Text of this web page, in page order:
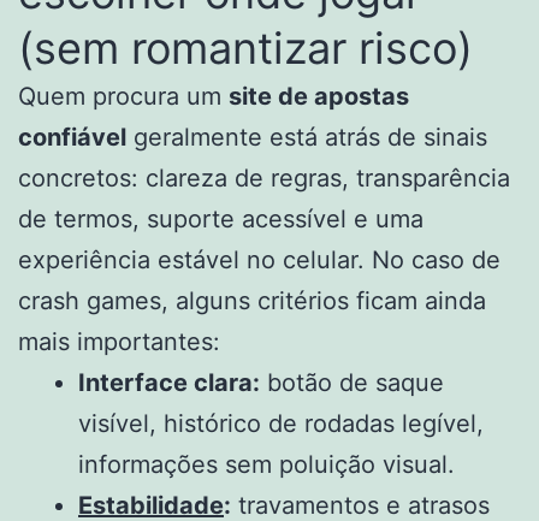
(sem romantizar risco)
Quem procura um site de apostas
confiável geralmente está atrás de sinais
concretos: clareza de regras, transparência
de termos, suporte acessível e uma
experiência estável no celular. No caso de
crash games, alguns critérios ficam ainda
mais importantes:
Interface clara: botão de saque
visível, histórico de rodadas legível,
informações sem poluição visual.
Estabilidade: travamentos e atrasos